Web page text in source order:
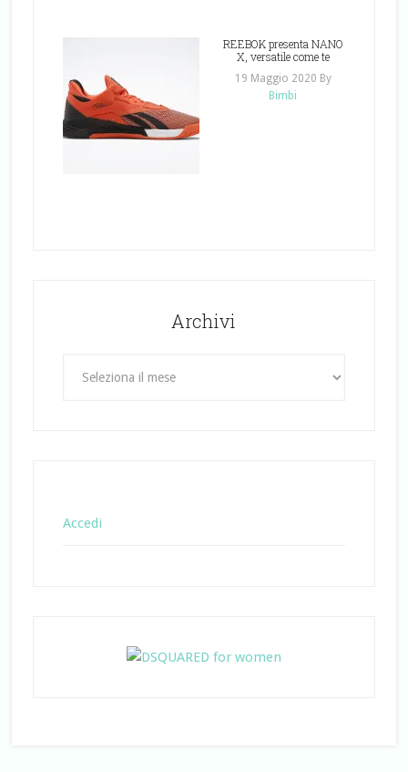
REEBOK presenta NANO
X, versatile come te
19 Maggio 2020 By
Bimbi
Archivi
Accedi